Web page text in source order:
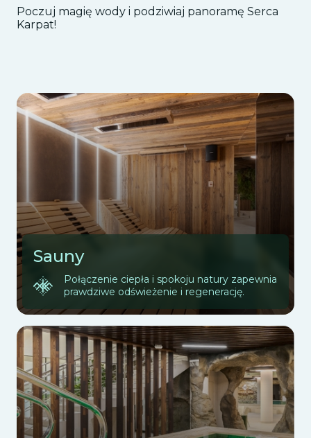
Poczuj magię wody i podziwiaj panoramę Serca
Karpat!
Sauny
Połączenie ciepła i spokoju natury zapewnia
prawdziwe odświeżenie i regenerację.